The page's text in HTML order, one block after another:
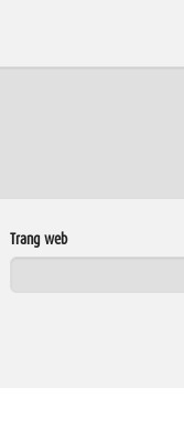
Trang web